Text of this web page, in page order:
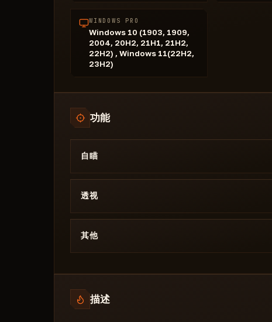
WINDOWS PRO
Windows 10 (1903, 1909,
2004, 20H2, 21H1, 21H2,
22H2) , Windows 11(22H2,
23H2)
功能
自瞄
武器类别选择（通用、步枪、狙击枪、手枪、冲锋
枪、霰弹枪）
瞄准速度控制（0–100%）
重新瞄准时间（0–1000 毫秒）
提前量系统
状态检查（倒地目标）
透视
🔥玩家透视🔥
玩家名称显示
骷髅头
其他
加载已保存的配置
打开配置文件夹
描述